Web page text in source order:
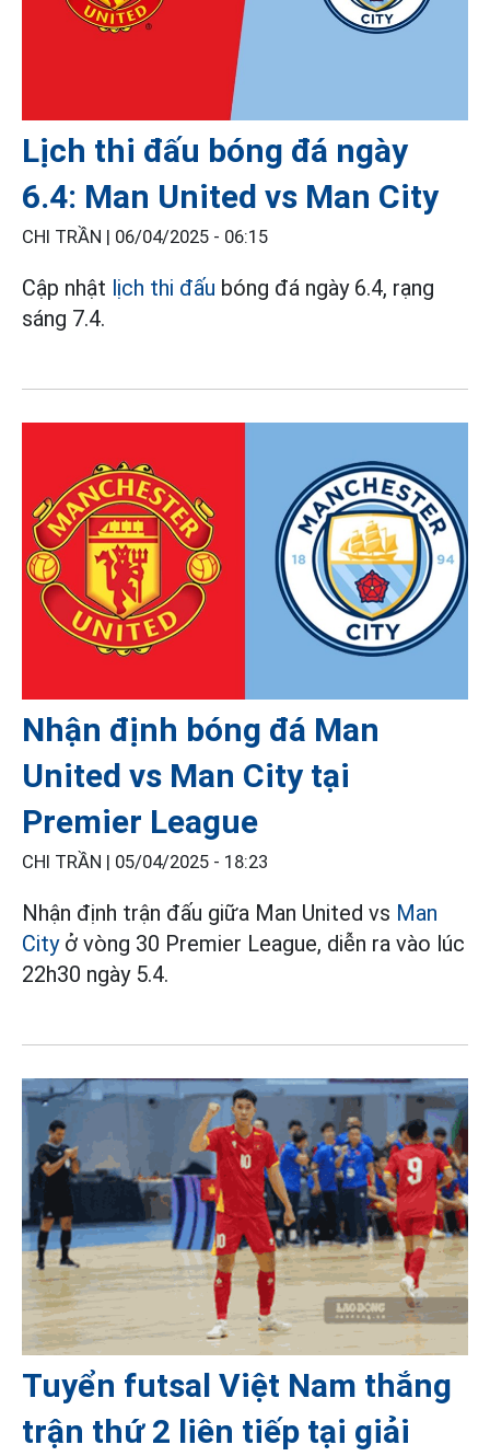
Lịch thi đấu bóng đá ngày
6.4: Man United vs Man City
CHI TRẦN | 06/04/2025 - 06:15
Cập nhật lịch thi đấu bóng đá ngày 6.4, rạng
sáng 7.4.
Nhận định bóng đá Man
United vs Man City tại
Premier League
CHI TRẦN | 05/04/2025 - 18:23
Nhận định trận đấu giữa Man United vs Man
City ở vòng 30 Premier League, diễn ra vào lúc
22h30 ngày 5.4.
Tuyển futsal Việt Nam thắng
trận thứ 2 liên tiếp tại giải